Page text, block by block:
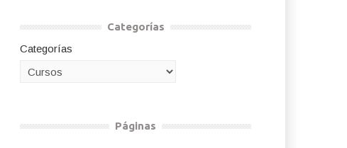
Taller Gratuito: Lealtad Invisible
Categorías
Categorías
Páginas